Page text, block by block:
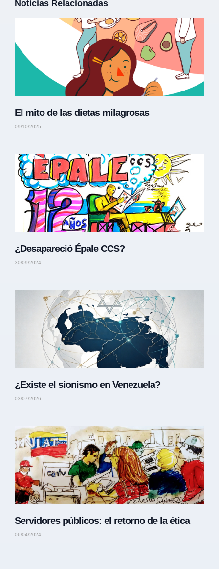
Noticias Relacionadas
El mito de las dietas milagrosas
09/10/2025
¿Desapareció Épale CCS?
30/09/2024
¿Existe el sionismo en Venezuela?
03/07/2026
Servidores públicos: el retorno de la ética
06/04/2024